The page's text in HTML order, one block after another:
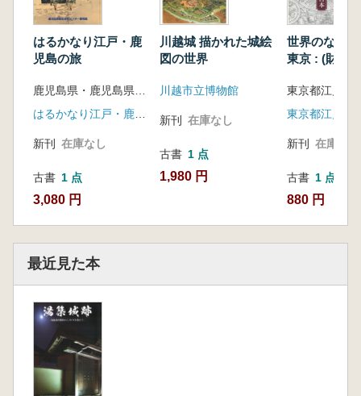
はるかなり江戸・鹿
児島の旅
新刊 在庫なし
古書 1 点
3,080 円
川越城 描かれた城絵
図の世界
川越市立博物館
新刊 在庫なし
古書 1 点
1,980 円
世界のなか
東京 : (財)東
に
東京都江戸東
新刊 在庫なし
古書 1 点
880 円
最近見た本